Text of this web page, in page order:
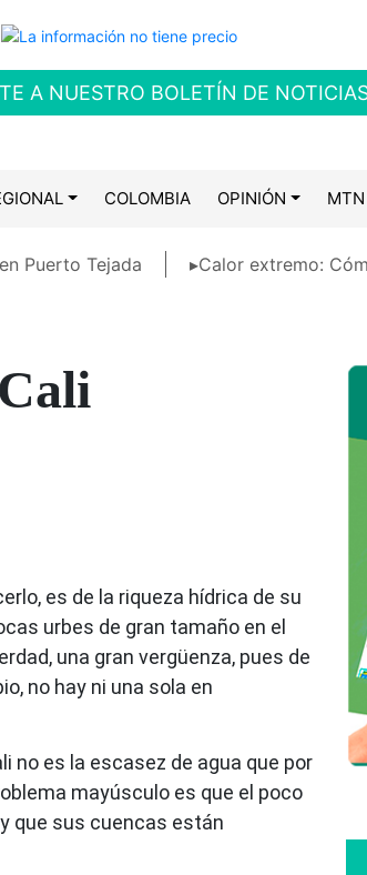
A NUESTRO BOLETÍN DE
COLOMBIA OPINIÓN MTN
Puerto Tejada ▸Calor extremo:
es de la riqueza hídrica de su
urbes de gran tamaño en el
una gran vergüenza, pues de
no hay ni una sola en
no es la escasez de agua que por
mayúsculo es que el poco
que sus cuencas están